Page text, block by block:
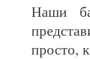
Наши
просто,